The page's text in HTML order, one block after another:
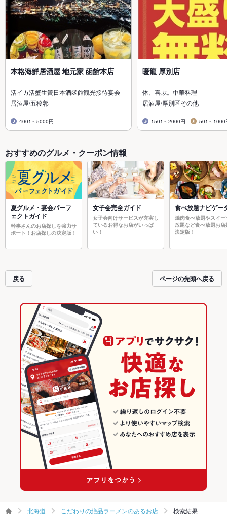
本格海鮮居酒屋 地元家 函館本店
活イカ活蟹生簀日本酒函館観光接待宴会
居酒屋/五稜郭
4001～5000円
暖龍 厚別店
体、喜ぶ。中華料理
居酒屋/厚別区その他
1501～2000円 501～1000
おすすめのグルメ・クーポン情報
夏グルメ・宴会パーフ
ェクトガイド
幹事さんのお店探しを強力サ
ポート！お店探しの決定版！
女子会完全ガイド
女子会向けサービスが充実し
ているお得なお店がいっぱ
い！
食べ放題ナビゲー
焼肉食べ放題やスイー
放題など食べ放題お店
決定版！
戻る ページの先頭へ戻る
北海道 こだわりの絶品ラーメンのあるお店 検索結果